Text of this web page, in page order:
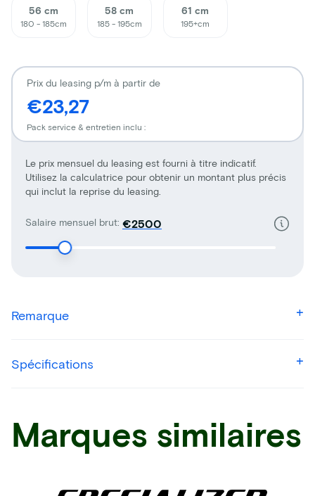
56 cm
180 - 185cm
58 cm
185 - 195cm
61 cm
195+cm
Salaire mensuel brut: €
Le prix mensuel du leasing est fourni à titre indicatif.
Utilisez la calculatrice pour obtenir un montant plus précis
qui inclut la reprise du leasing.
Prix du leasing p/m à partir de
€23,27
Pack service & entretien inclu :
Remarque
Spécifications
Marques similaires